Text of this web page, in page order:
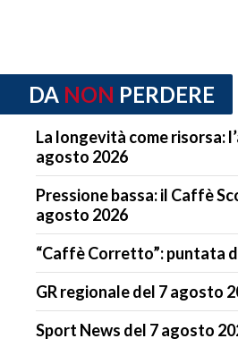
DA NON PERDERE
La longevità come risorsa:
agosto 2026
Pressione bassa: il Caffè
agosto 2026
“Caffè Corretto”: puntata
GR regionale del 7 agosto
Sport News del 7 agosto